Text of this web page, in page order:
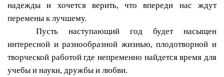
надежды и хочется верить, что впереди нас ждут
перемены к лучшему.
Пусть наступающий год будет насыщен
интересной и разнообразной жизнью, плодотворной и
творческой работой где непременно найдется время для
учебы и науки, дружбы и любви.